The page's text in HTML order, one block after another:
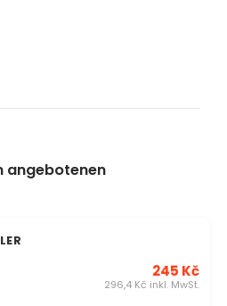
angebotenen
245 Kč
296,4 Kč inkl. MwSt.